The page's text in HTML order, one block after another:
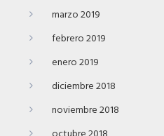
marzo 2019
febrero 2019
enero 2019
diciembre 2018
noviembre 2018